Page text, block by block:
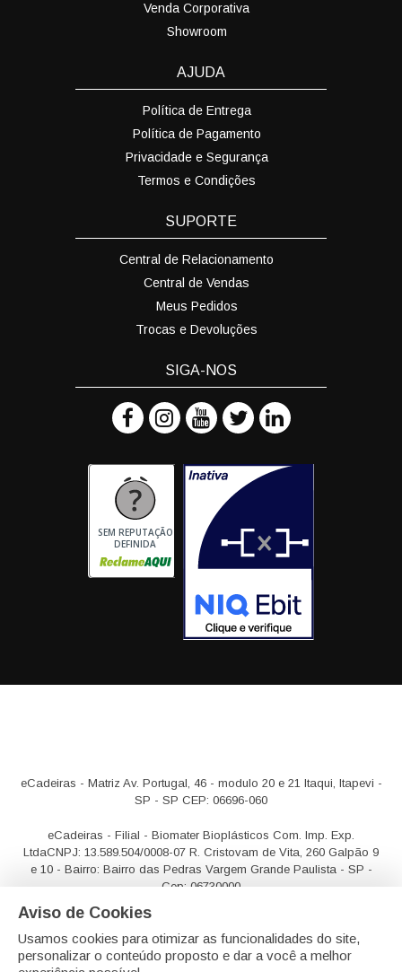
Venda Corporativa
Showroom
AJUDA
Política de Entrega
Política de Pagamento
Privacidade e Segurança
Termos e Condições
SUPORTE
Central de Relacionamento
Central de Vendas
Meus Pedidos
Trocas e Devoluções
SIGA-NOS
SEM REPUTAÇÃO
DEFINIDA
eCadeiras - Matriz Av. Portugal, 46 - modulo 20 e 21 Itaqui, Itapevi -
SP - SP CEP: 06696-060
eCadeiras - Filial - Biomater Bioplásticos Com. Imp. Exp.
LtdaCNPJ: 13.589.504/0008-07 R. Cristovam de Vita, 260 Galpão 9
e 10 - Bairro: Bairro das Pedras Vargem Grande Paulista - SP -
Cep: 06730000
Aviso de Cookies
Usamos cookies para otimizar as funcionalidades do site,
personalizar o conteúdo proposto e dar a você a melhor